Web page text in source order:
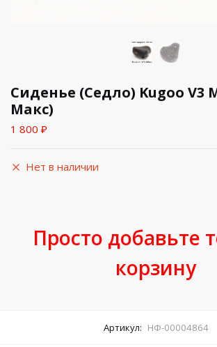
Сиденье (Седло) Kugoo V3
Макс)
1 800 ₽
Нет в наличии
Просто добавьте
корзину
Артикул: НФ-00004864